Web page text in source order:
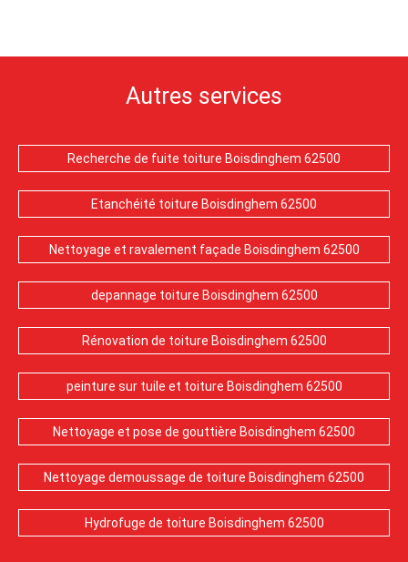
Autres services
Recherche de fuite toiture Boisdinghem 62500
Etanchéité toiture Boisdinghem 62500
Nettoyage et ravalement façade Boisdinghem 62500
depannage toiture Boisdinghem 62500
Rénovation de toiture Boisdinghem 62500
peinture sur tuile et toiture Boisdinghem 62500
Nettoyage et pose de gouttière Boisdinghem 62500
Nettoyage demoussage de toiture Boisdinghem 62500
Hydrofuge de toiture Boisdinghem 62500